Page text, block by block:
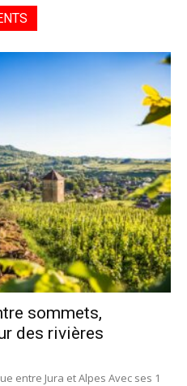
sommets,
des rivières
entre Jura et Alpes Avec ses 1